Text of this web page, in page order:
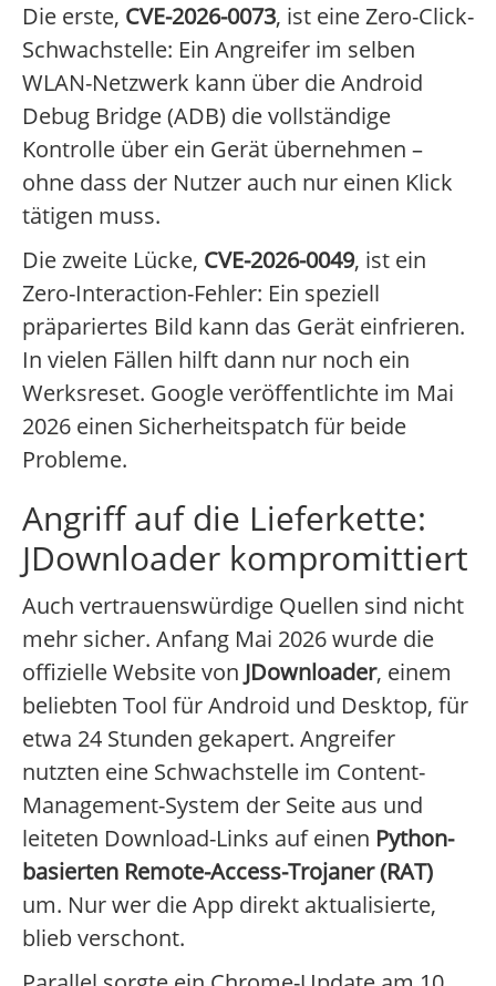
Die erste, CVE-2026-0073, ist eine Zero-Click-
Schwachstelle: Ein Angreifer im selben
WLAN-Netzwerk kann über die Android
Debug Bridge (ADB) die vollständige
Kontrolle über ein Gerät übernehmen –
ohne dass der Nutzer auch nur einen Klick
tätigen muss.
Die zweite Lücke, CVE-2026-0049, ist ein
Zero-Interaction-Fehler: Ein speziell
präpariertes Bild kann das Gerät einfrieren.
In vielen Fällen hilft dann nur noch ein
Werksreset. Google veröffentlichte im Mai
2026 einen Sicherheitspatch für beide
Probleme.
Angriff auf die Lieferkette:
JDownloader kompromittiert
Auch vertrauenswürdige Quellen sind nicht
mehr sicher. Anfang Mai 2026 wurde die
offizielle Website von JDownloader, einem
beliebten Tool für Android und Desktop, für
etwa 24 Stunden gekapert. Angreifer
nutzten eine Schwachstelle im Content-
Management-System der Seite aus und
leiteten Download-Links auf einen Python-
basierten Remote-Access-Trojaner (RAT)
um. Nur wer die App direkt aktualisierte,
blieb verschont.